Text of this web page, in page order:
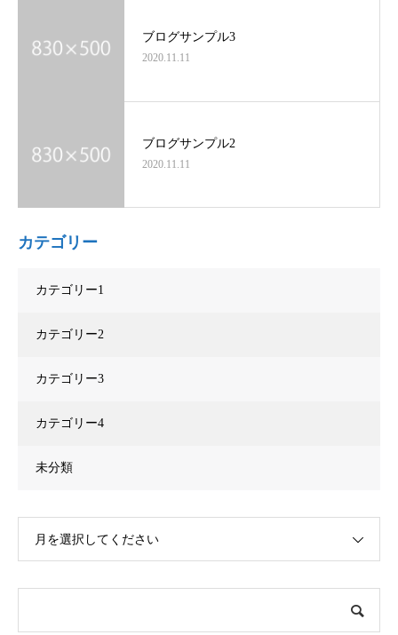
ブログサンプル3
2020.11.11
ブログサンプル2
2020.11.11
カテゴリー
カテゴリー1
カテゴリー2
カテゴリー3
カテゴリー4
未分類
月を選択してください